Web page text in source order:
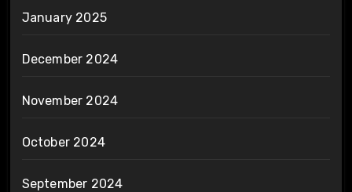
January 2025
December 2024
November 2024
October 2024
September 2024